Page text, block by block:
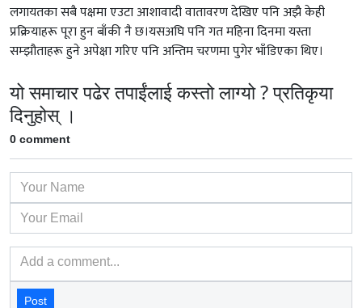
लगायतका सबै पक्षमा एउटा आशावादी वातावरण देखिए पनि अझै केही
प्रक्रियाहरू पूरा हुन बाँकी नै छ।यसअघि पनि गत महिना दिनमा यस्ता
सम्झौताहरू हुने अपेक्षा गरिए पनि अन्तिम चरणमा पुगेर भाँडिएका थिए।
यो समाचार पढेर तपाईंलाई कस्तो लाग्यो ? प्रतिकृया
दिनुहोस् ।
0 comment
Post